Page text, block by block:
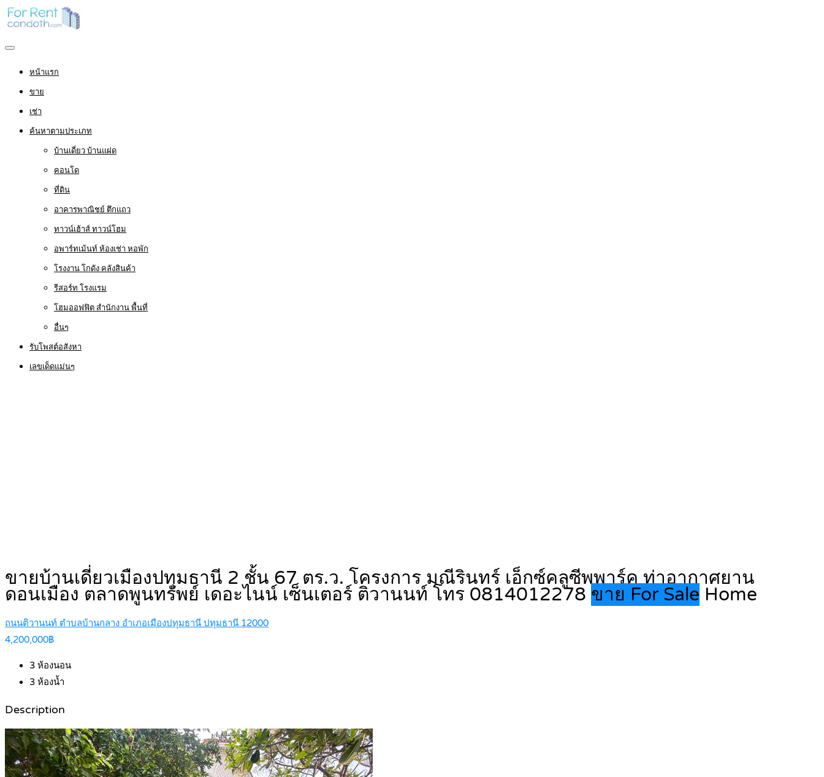
หน้าแรก
ขาย
เช่า
ค้นหาตามประเภท
บ้านเดี่ยว บ้านแฝด
คอนโด
ที่ดิน
อาคารพาณิชย์ ตึกแถว
ทาวน์เฮ้าส์ ทาวน์โฮม
อพาร์ทเม้นท์ ห้องเช่า หอพัก
โรงงาน โกดัง คลังสินค้า
รีสอร์ท โรงแรม
โฮมออฟฟิต สำนักงาน พื้นที่
อื่นๆ
รับโพสต์อสังหา
เลขเด็ดแม่นๆ
ขายบ้านเดี่ยวเมืองปทุมธานี 2 ชั้น 67 ตร.ว. โครงการ มณีรินทร์ เอ็กซ์คลูซีพพาร์ค ท่าอากาศยาน
ดอนเมือง ตลาดพูนทรัพย์ เดอะไนน์ เซ็นเตอร์ ติวานนท์ โทร 0814012278 ขาย For Sale Home
ถนนติวานนท์ ตำบลบ้านกลาง อำเภอเมืองปทุมธานี ปทุมธานี 12000
4,200,000฿
3 ห้องนอน
3 ห้องน้ำ
Description